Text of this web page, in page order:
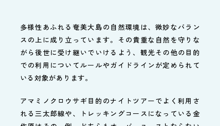
多様性あふれる奄美大島の自然環境は、微妙なバラン
スの上に成り立っています。その貴重な自然を守りな
がら後世に受け継いでいけるよう、観光その他の目的
での利用についてルールやガイドラインが定められて
いる対象があります。
アマミノクロウサギ目的のナイトツアーでよく利用さ
れる三太郎線や、トレッキングコースになっている金